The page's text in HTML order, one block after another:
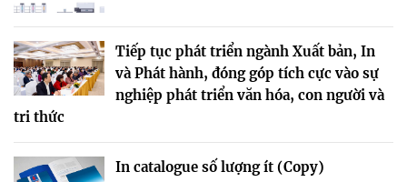
Tiếp tục phát triển ngành Xuất bản, In
và Phát hành, đóng góp tích cực vào sự
nghiệp phát triển văn hóa, con người và
tri thức
In catalogue số lượng ít (Copy)